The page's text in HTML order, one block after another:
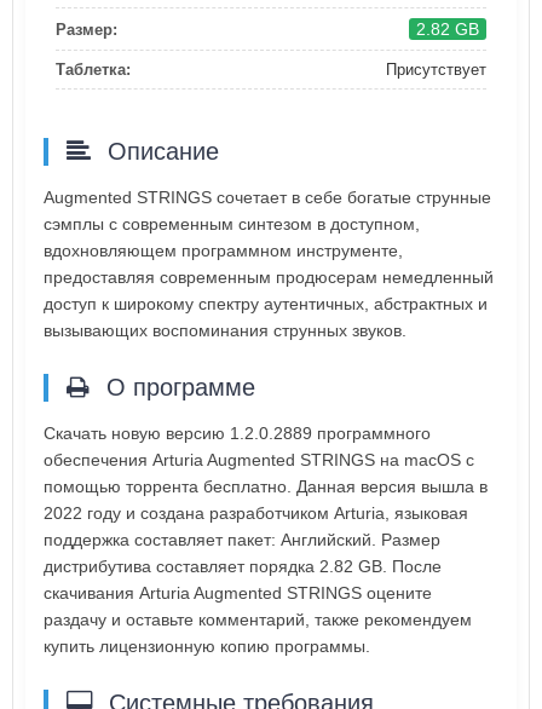
Размер: 2.82 GB
Таблетка: Присутствует
Описание
Augmented STRINGS сочетает в себе богатые струнные
сэмплы с современным синтезом в доступном,
вдохновляющем программном инструменте,
предоставляя современным продюсерам немедленный
доступ к широкому спектру аутентичных, абстрактных и
вызывающих воспоминания струнных звуков.
О программе
Скачать новую версию 1.2.0.2889 программного
обеспечения Arturia Augmented STRINGS на macOS с
помощью торрента бесплатно. Данная версия вышла в
2022 году и создана разработчиком Arturia, языковая
поддержка составляет пакет: Английский. Размер
дистрибутива составляет порядка 2.82 GB. После
скачивания Arturia Augmented STRINGS оцените
раздачу и оставьте комментарий, также рекомендуем
купить лицензионную копию программы.
Системные требования